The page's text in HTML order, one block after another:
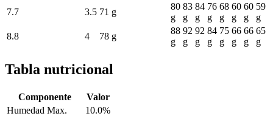
7.7
3.5 71 g
80
g
83
g
84
g
76
g
68
g
60
g
60
g
59
g
8.8
4 78 g
88
g
92
g
92
g
84
g
75
g
66
g
66
g
65
g
Tabla nutricional
Componente
Valor
Humedad Max.
10.0%